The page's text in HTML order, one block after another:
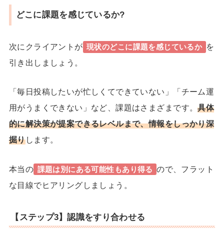
どこに課題を感じているか?
次にクライアントが 現状のどこに課題を感じているか
を
引き出しましょう。
「毎日投稿したいが忙しくてできていない」「チーム運
用がうまくできない」など、課題はさまざまです。具体
的に解決策が提案できるレベルまで、情報をしっかり深
掘りします。
本当の 課題は別にある可能性もあり得る ので、フラット
な目線でヒアリングしましょう。
【ステップ3】認識をすり合わせる